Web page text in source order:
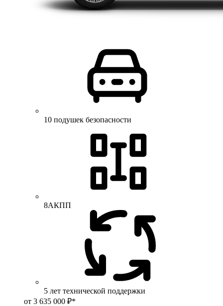
10 подушек безопасности
8АКПП
5 лет технической поддержки
от 3 635 000 ₽*